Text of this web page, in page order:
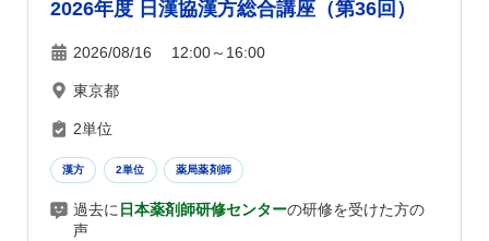
2026年度 日漢協漢方総合講座（第36回）
2026/08/16 12:00～16:00
東京都
2単位
漢方 2単位 薬局薬剤師
過去に 日本薬剤師研修センターの研修を受けた方の
声